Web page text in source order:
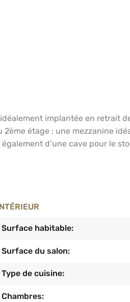
implantée en retrait
étage : une mezzanine
d’une cave pour le
Surface habitable:
Surface du salon:
Type de cuisine:
Chambres: